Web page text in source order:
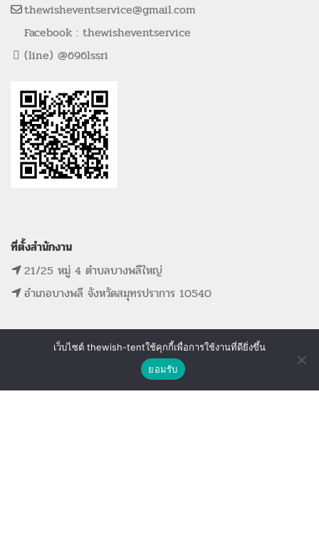
thewisheventservice@gmail.com
Facebook : thewisheventservice
(line) @696lssri
ที่ตั้งสำนักงาน
21/25 หมู่ 4 ตำบลบางพลีใหญ่
อำเภอบางพลี จังหวัดสมุทรปราการ 10540
หน้าแรก
SUPPORT LINK
ดูรายการที่ขอใบเสนอราคา
เว็บไซต์ thewish-tentใช้คุกกี้เพื่อการใช้งานที่ดียิ่งขึ้น
ยอมรับ
ติดต่อเรา